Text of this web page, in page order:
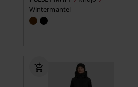
Wintermantel